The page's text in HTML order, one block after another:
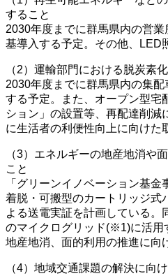
すること
2030年度までに群馬県内の営
基導入する予定。その他、LED
（2）運輸部門における脱炭素
2030年度までに群馬県内の集
する予定。また、オープン型宅
ション」の設置等、再配達削減
に生活者の利便性向上に向けた
（3）エネルギーの地産地消や
こと
「グリーンイノベーション基金
着脱・可搬型のカートリッジ式
よる送電実証を計画している。
のマイクログリッド(※1)に活用
地産地消、面的利用の推進に向
（4）地域交通課題の解決に向